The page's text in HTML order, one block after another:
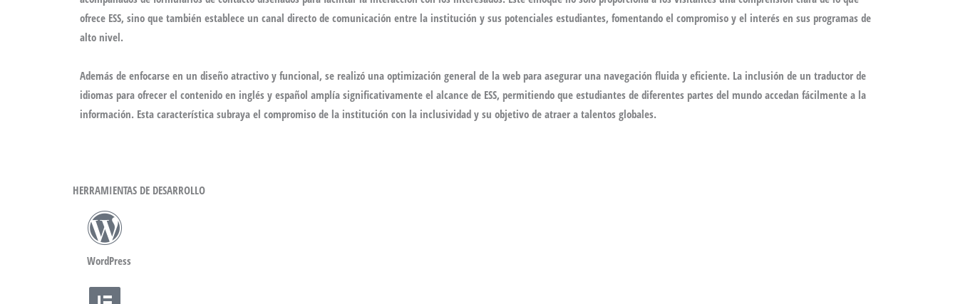
ofrece ESS, sino que también establece un canal directo de comunicación entre la institución y sus potenciales estudiantes, fomentando el compromiso y el interés en sus programas de
alto nivel.
Además de enfocarse en un diseño atractivo y funcional, se realizó una optimización general de la web para asegurar una navegación fluida y eficiente. La inclusión de un traductor de
idiomas para ofrecer el contenido en inglés y español amplía significativamente el alcance de ESS, permitiendo que estudiantes de diferentes partes del mundo accedan fácilmente a la
información. Esta característica subraya el compromiso de la institución con la inclusividad y su objetivo de atraer a talentos globales.
HERRAMIENTAS DE DESARROLLO
WordPress